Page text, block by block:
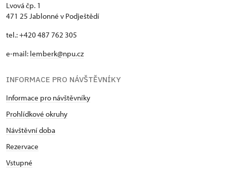
Lvová čp. 1
471 25 Jablonné v Podještědí
tel.: +420 487 762 305
e-mail: lemberk@npu.cz
INFORMACE PRO NÁVŠTĚVNÍKY
Informace pro návštěvníky
Prohlídkové okruhy
Návštěvní doba
Rezervace
Vstupné